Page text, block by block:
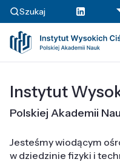
Szukaj
Instytut
Polskiej Akademii
Jesteśmy wiodącym
w dziedzinie fizyki i